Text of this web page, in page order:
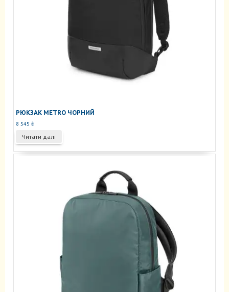
РЮКЗАК METRO ЧОРНИЙ
8 545 ₴
Читати далі